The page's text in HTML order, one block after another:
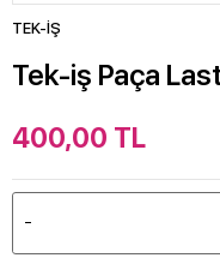
TEK-İŞ
Tek-iş Paça
400,00 TL